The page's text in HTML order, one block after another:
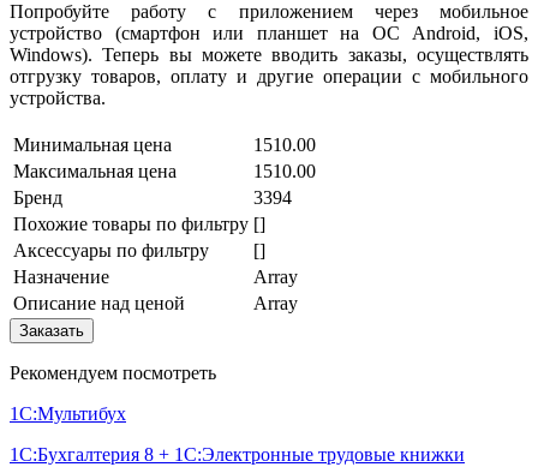
Попробуйте работу с приложением через мобильное
устройство (смартфон или планшет на ОС Android, iOS,
Windows). Теперь вы можете вводить заказы, осуществлять
отгрузку товаров, оплату и другие операции с мобильного
устройства.
Минимальная цена
1510.00
Максимальная цена
1510.00
Бренд
3394
Похожие товары по фильтру []
Аксессуары по фильтру
[]
Назначение
Array
Описание над ценой
Array
Заказать
Рекомендуем посмотреть
1С:Мультибух
1С:Бухгалтерия 8 + 1С:Электронные трудовые книжки